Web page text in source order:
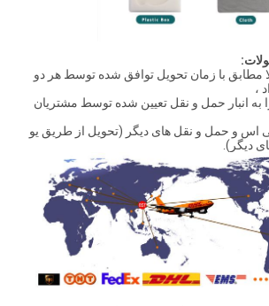
مطابق با زمان تحویل توافق شده توسط هر دو
،
را به انبار حمل و نقل تعیین شده توسط مشتریان
پی اس و حمل و نقل های دیگر (تحویل از طریق یو
دیگر).